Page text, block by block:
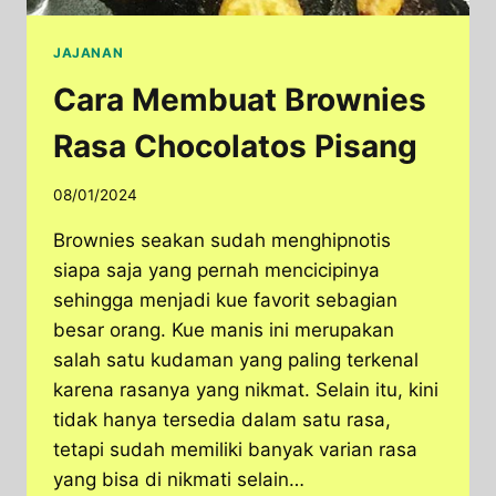
JAJANAN
Cara Membuat Brownies
Rasa Chocolatos Pisang
08/01/2024
Brownies seakan sudah menghipnotis
siapa saja yang pernah mencicipinya
sehingga menjadi kue favorit sebagian
besar orang. Kue manis ini merupakan
salah satu kudaman yang paling terkenal
karena rasanya yang nikmat. Selain itu, kini
tidak hanya tersedia dalam satu rasa,
tetapi sudah memiliki banyak varian rasa
yang bisa di nikmati selain…